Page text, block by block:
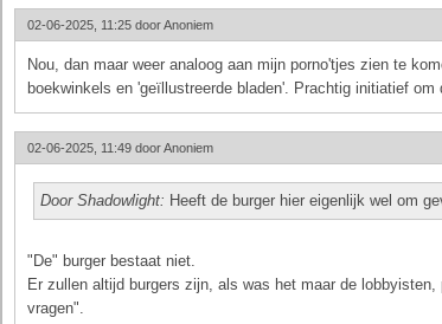
02-06-2025, 11:25 doorAnoniem
Nou, dan maar weer analoog aan mijn porno'tjes zien te
boekwinkels en 'geïllustreerde bladen'. Prachtig initiatief
02-06-2025, 11:49 doorAnoniem
Door Shadowlight: Heeft de burger hier eigenlijk wel om
"De" burger bestaat niet.
Er zullen altijd burgers zijn, als was het maar de
vragen".